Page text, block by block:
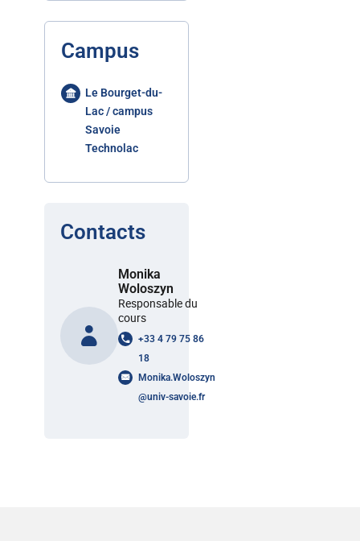
Campus
Le Bourget-du-
Lac / campus
Savoie
Technolac
Contacts
Monika
Woloszyn
Responsable du
cours
+33 4 79 75 86
18
Monika.Woloszyn
@univ-savoie.fr